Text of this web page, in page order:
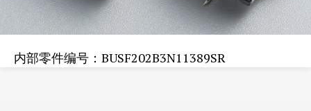
内部零件编号：BUSF202B3N11389SR